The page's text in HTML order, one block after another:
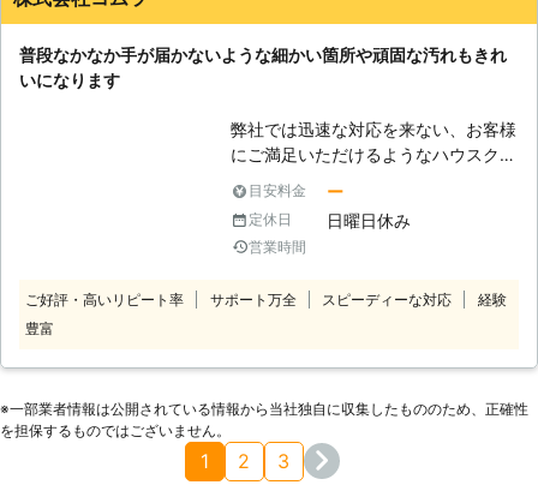
ウスクリーニングサービスをぜひご検
普段なかなか手が届かないような細かい箇所や頑固な汚れもきれ
いになります
弊社では迅速な対応を来ない、お客様
にご満足いただけるようなハウスクリ
ーニングを目指しております。経験豊
富で実績もある熟練のプロが心を込め
て作業をいたしますので安心してお任
せください。 何時も見える所の簡単
のでお隣に迷惑がかからないか、引っ
弊社が全て解決いたします。 普段の
積されてしまって頑固な汚れになって
いる所も、ピカピカに仕上げる自信が
目安料金 ー
定休日 日曜日休み
営業時間
ご好評・高いリピート率 サポート万全 スピーディーな対応
経験
豊富
※⼀部業者情報は公開されている情報から当社独⾃に収集したもののため、正確性
を担保するものではございません。
1 2 3